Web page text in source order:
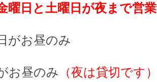
曜日と土曜日が夜まで営
がお昼のみ
お昼のみ （夜は貸切です）